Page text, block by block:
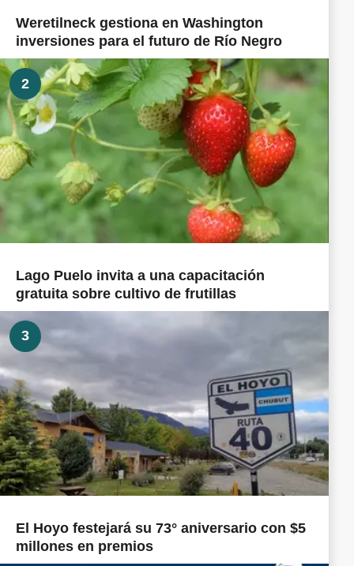
Weretilneck gestiona en Washington
inversiones para el futuro de Río Negro
2
Lago Puelo invita a una capacitación
gratuita sobre cultivo de frutillas
3
El Hoyo festejará su 73° aniversario con $5
millones en premios